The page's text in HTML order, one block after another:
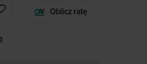
Oblicz ratę